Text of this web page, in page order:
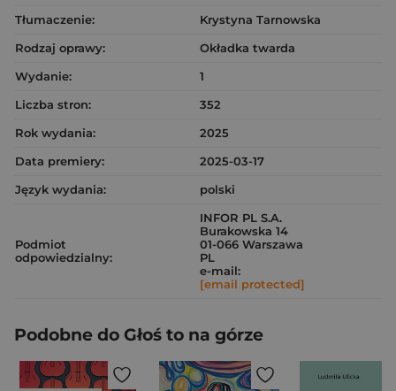
Tłumaczenie:
Krystyna Tarnowska
Rodzaj oprawy:
Okładka twarda
Wydanie:
1
Liczba stron:
352
Rok wydania:
2025
Data premiery:
2025-03-17
Język wydania:
polski
Podmiot
odpowiedzialny:
INFOR PL S.A.
Burakowska 14
01-066 Warszawa
PL
e-mail:
[email protected]
Podobne do Głoś to na górze